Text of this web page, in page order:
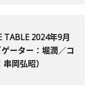
TABLE 2024年9月
ーター：堀潤／コ
岡弘昭）